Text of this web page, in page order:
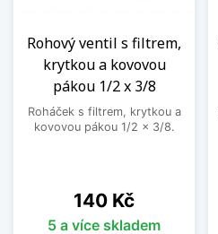
Rohový ventil s filtrem,
krytkou a kovovou
pákou 1/2 x 3/8
Roháček s filtrem, krytkou a
kovovou pákou 1/2 x 3/8.
Cena
140 Kč
5 a více skladem